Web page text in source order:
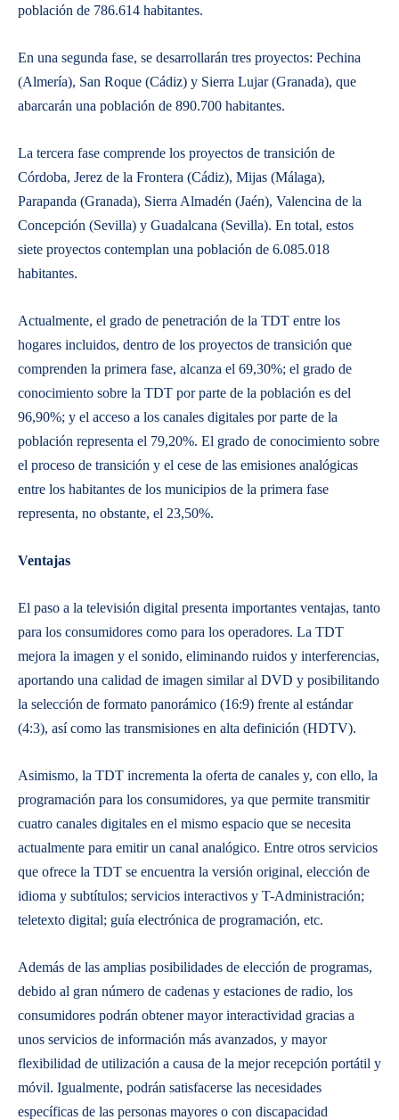
población de 786.614 habitantes.
En una segunda fase, se desarrollarán tres proyectos: Pechina
(Almería), San Roque (Cádiz) y Sierra Lujar (Granada), que
abarcarán una población de 890.700 habitantes.
La tercera fase comprende los proyectos de transición de
Córdoba, Jerez de la Frontera (Cádiz), Mijas (Málaga),
Parapanda (Granada), Sierra Almadén (Jaén), Valencina de la
Concepción (Sevilla) y Guadalcana (Sevilla). En total, estos
siete proyectos contemplan una población de 6.085.018
habitantes.
Actualmente, el grado de penetración de la TDT entre los
hogares incluidos, dentro de los proyectos de transición que
comprenden la primera fase, alcanza el 69,30%; el grado de
conocimiento sobre la TDT por parte de la población es del
96,90%; y el acceso a los canales digitales por parte de la
población representa el 79,20%. El grado de conocimiento sobre
el proceso de transición y el cese de las emisiones analógicas
entre los habitantes de los municipios de la primera fase
representa, no obstante, el 23,50%.
Ventajas
El paso a la televisión digital presenta importantes ventajas, tanto
para los consumidores como para los operadores. La TDT
mejora la imagen y el sonido, eliminando ruidos y interferencias,
aportando una calidad de imagen similar al DVD y posibilitando
la selección de formato panorámico (16:9) frente al estándar
(4:3), así como las transmisiones en alta definición (HDTV).
Asimismo, la TDT incrementa la oferta de canales y, con ello, la
programación para los consumidores, ya que permite transmitir
cuatro canales digitales en el mismo espacio que se necesita
actualmente para emitir un canal analógico. Entre otros servicios
que ofrece la TDT se encuentra la versión original, elección de
idioma y subtítulos; servicios interactivos y T-Administración;
teletexto digital; guía electrónica de programación, etc.
Además de las amplias posibilidades de elección de programas,
debido al gran número de cadenas y estaciones de radio, los
consumidores podrán obtener mayor interactividad gracias a
unos servicios de información más avanzados, y mayor
flexibilidad de utilización a causa de la mejor recepción portátil y
móvil. Igualmente, podrán satisfacerse las necesidades
específicas de las personas mayores o con discapacidad